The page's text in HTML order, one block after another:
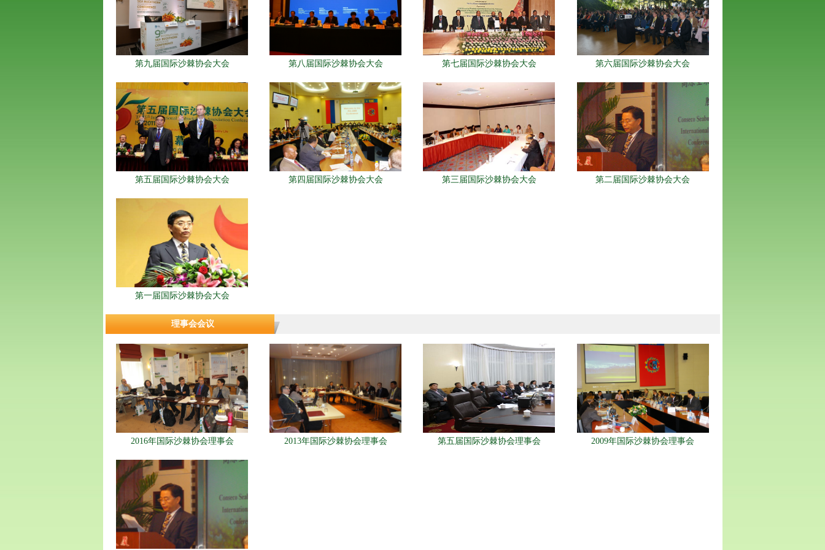
第九届国际沙棘协会大会 第八届国际沙棘协会大会 第七届国际沙棘协会大会 第六届国际沙棘协会大会
第五届国际沙棘协会大会 第四届国际沙棘协会大会 第三届国际沙棘协会大会 第二届国际沙棘协会大会
第一届国际沙棘协会大会
理事会会议
2016年国际沙棘协会理事会 2013年国际沙棘协会理事会 第五届国际沙棘协会理事会 2009年国际沙棘协会理事会